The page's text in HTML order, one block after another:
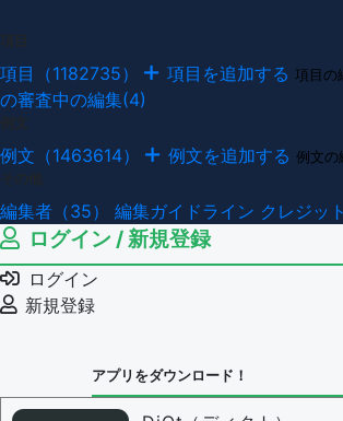
項目（1182735） 項目を追加する 項目の
の審査中の編集(4)
例文（1463614） 例文を追加する 例文の
編集者（35） 編集ガイドライン クレジット
ログイン / 新規登録
ログイン
新規登録
アプリをダウンロード！